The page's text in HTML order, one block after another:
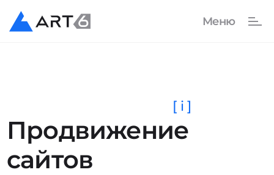
Продвижение
сайтов
[ i ]